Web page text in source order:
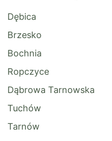
Dębica
Brzesko
Bochnia
Ropczyce
Dąbrowa Tarnowska
Tuchów
Tarnów